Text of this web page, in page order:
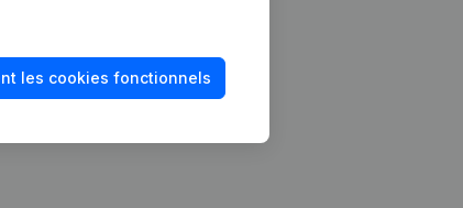
les cookies fonctionnels